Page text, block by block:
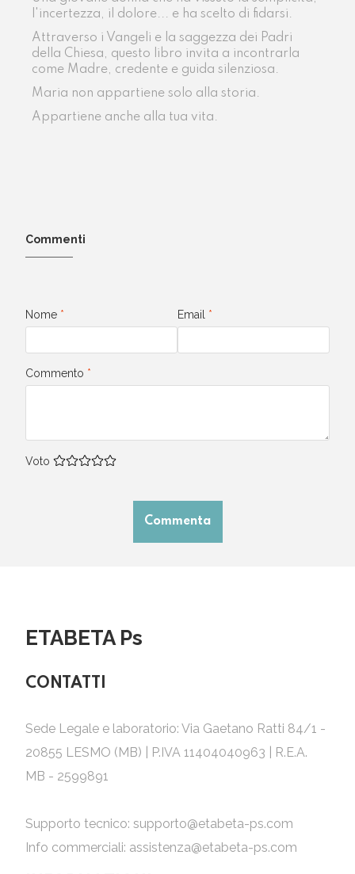
l'incertezza, il dolore... e ha scelto di fidarsi.
Attraverso i Vangeli e la saggezza dei Padri
della Chiesa, questo libro invita a incontrarla
come Madre, credente e guida silenziosa.
Maria non appartiene solo alla storia.
Appartiene anche alla tua vita.
Commenti
Nome * Email *
Commento *
Voto
Commenta
ETABETA Ps
CONTATTI
Sede Legale e laboratorio: Via Gaetano Ratti 84/1 -
20855 LESMO (MB) | P.IVA 11404040963 | R.E.A.
MB - 2599891
Supporto tecnico: supporto@etabeta-ps.com
Info commerciali: assistenza@etabeta-ps.com